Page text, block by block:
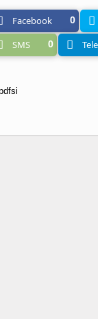
Facebook 0
SMS 0